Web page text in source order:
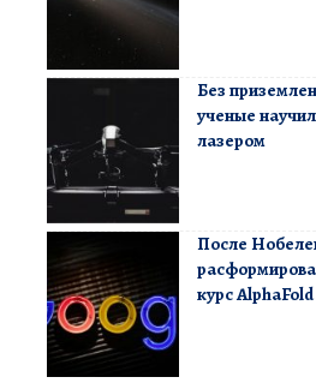
Без
ученые
лазером
После
курс AlphaFold